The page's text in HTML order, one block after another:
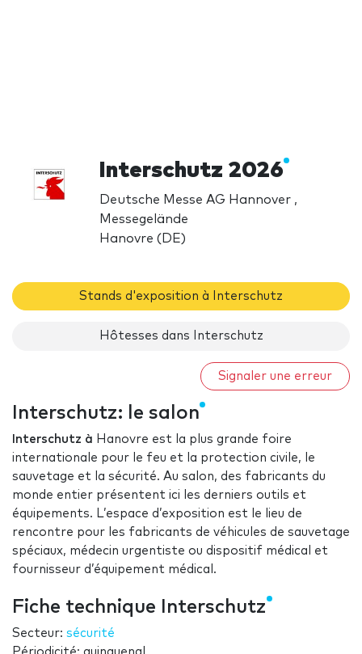
Interschutz 2026
Deutsche Messe AG Hannover ,
Messegelände
Hanovre (DE)
Stands d'exposition à Interschutz
Hôtesses dans Interschutz
Signaler une erreur
Interschutz: le salon
Interschutz à Hanovre est la plus grande foire
internationale pour le feu et la protection civile, le
sauvetage et la sécurité. Au salon, des fabricants du
monde entier présentent ici les derniers outils et
équipements. L’espace d’exposition est le lieu de
rencontre pour les fabricants de véhicules de sauvetage
spéciaux, médecin urgentiste ou dispositif médical et
fournisseur d’équipement médical.
Fiche technique Interschutz
Secteur: sécurité